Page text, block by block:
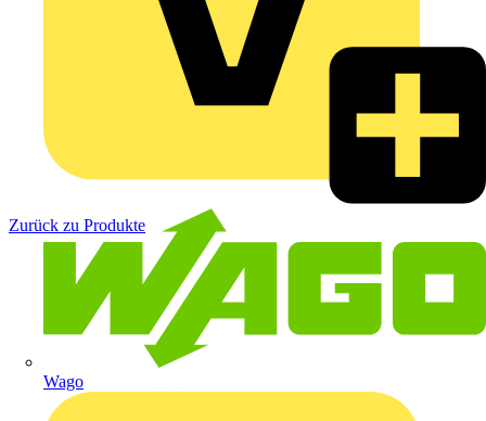
Wago
Zurück zu Produkte